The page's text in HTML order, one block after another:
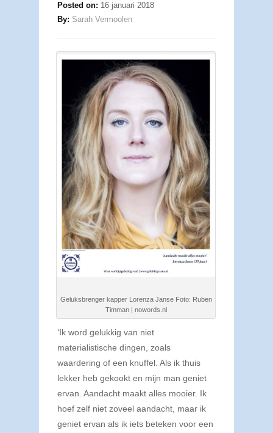
Posted on: 16 januari 2018
By: Sarah Vermoolen
Geluksbrenger kapper Lorenza Janse Foto: Ruben
Timman | nowords.nl
‘Ik word gelukkig van niet
materialistische dingen, zoals
waardering of een knuffel. Als ik thuis
lekker heb gekookt en mijn man geniet
ervan. Aandacht maakt alles mooier. Ik
hoef zelf niet zoveel aandacht, maar ik
geniet ervan als ik iets beteken voor een